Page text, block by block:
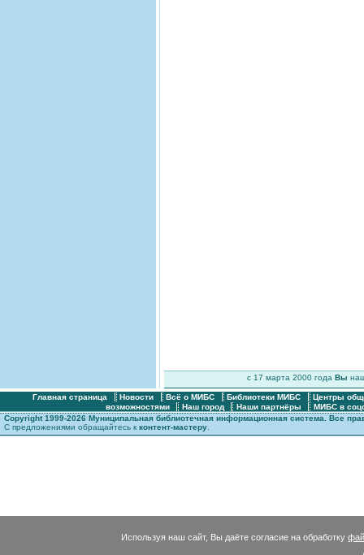
c 17 марта 2000 годаВы
Главная страница Новости Всё о МИБС Библиотеки МИБС
Центры
возможностями
Наш город Наши партнёры
МИБС в
Copyright 1999-2026 Муниципальная библиотечная информационная система. Все
С предложениями обращайтесь к контент-мастеру
Используя наш сайт, Вы даёте согласие на обработку